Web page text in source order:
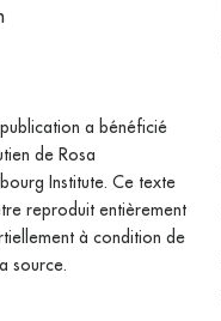
a bénéficié
de Rosa
Institute. Ce texte
reproduit entièrement
à condition de
source.